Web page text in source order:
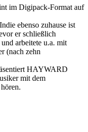
im Digipack-Format auf
ebenso zuhause ist
er schließlich
arbeitete u.a. mit
(nach zehn
HAYWARD
mit dem